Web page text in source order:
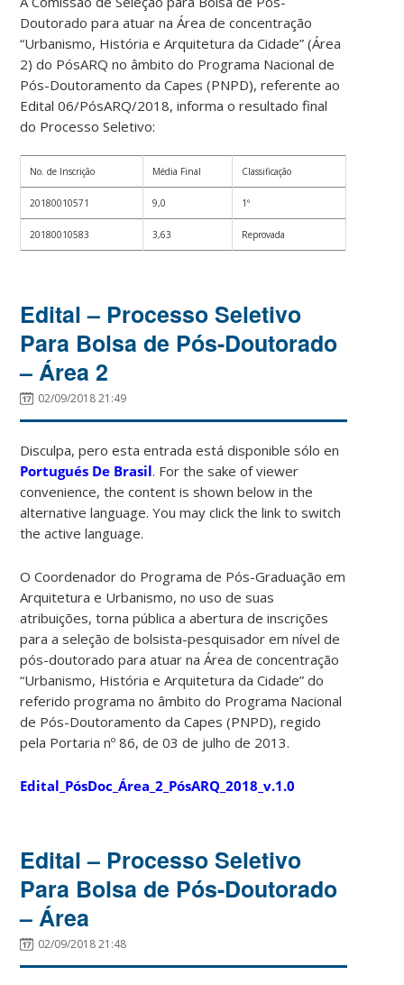
Doutorado para atuar na Área de concentração
“Urbanismo, História e Arquitetura da Cidade” (Área
2) do PósARQ no âmbito do Programa Nacional de
Pós-Doutoramento da Capes (PNPD), referente ao
Edital 06/PósARQ/2018, informa o resultado final
do Processo Seletivo:
No. de Inscrição Média Final Classificação
20180010571 9,0 1º
20180010583 3,63 Reprovada
Edital – Processo Seletivo
Para Bolsa de Pós-Doutorado
– Área 2
02/09/2018 21:49
Disculpa, pero esta entrada está disponible sólo en
Portugués De Brasil. For the sake of viewer
convenience, the content is shown below in the
alternative language. You may click the link to switch
the active language.
O Coordenador do Programa de Pós-Graduação em
Arquitetura e Urbanismo, no uso de suas
atribuições, torna pública a abertura de inscrições
para a seleção de bolsista-pesquisador em nível de
pós-doutorado para atuar na Área de concentração
“Urbanismo, História e Arquitetura da Cidade” do
referido programa no âmbito do Programa Nacional
de Pós-Doutoramento da Capes (PNPD), regido
pela Portaria nº 86, de 03 de julho de 2013.
Edital_PósDoc_Área_2_PósARQ_2018_v.1.0
Edital – Processo Seletivo
Para Bolsa de Pós-Doutorado
– Área
02/09/2018 21:48